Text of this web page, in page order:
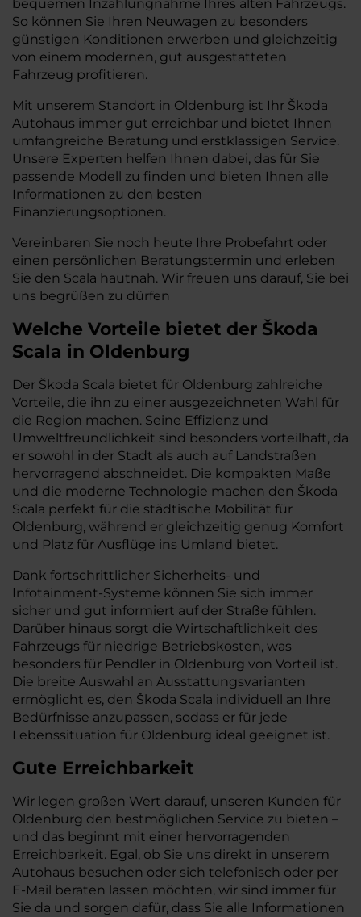
bequemen Inzahlungnahme Ihres alten Fahrzeugs.
So können Sie Ihren Neuwagen zu besonders
günstigen Konditionen erwerben und gleichzeitig
von einem modernen, gut ausgestatteten
Fahrzeug profitieren.
Mit unserem Standort in Oldenburg ist Ihr Škoda
Autohaus immer gut erreichbar und bietet Ihnen
umfangreiche Beratung und erstklassigen Service.
Unsere Experten helfen Ihnen dabei, das für Sie
passende Modell zu finden und bieten Ihnen alle
Informationen zu den besten
Finanzierungsoptionen.
Vereinbaren Sie noch heute Ihre Probefahrt oder
einen persönlichen Beratungstermin und erleben
Sie den Scala hautnah. Wir freuen uns darauf, Sie bei
uns begrüßen zu dürfen
Welche Vorteile bietet der Škoda
Scala in Oldenburg
Der Škoda Scala bietet für Oldenburg zahlreiche
Vorteile, die ihn zu einer ausgezeichneten Wahl für
die Region machen. Seine Effizienz und
Umweltfreundlichkeit sind besonders vorteilhaft, da
er sowohl in der Stadt als auch auf Landstraßen
hervorragend abschneidet. Die kompakten Maße
und die moderne Technologie machen den Škoda
Scala perfekt für die städtische Mobilität für
Oldenburg, während er gleichzeitig genug Komfort
und Platz für Ausflüge ins Umland bietet.
Dank fortschrittlicher Sicherheits- und
Infotainment-Systeme können Sie sich immer
sicher und gut informiert auf der Straße fühlen.
Darüber hinaus sorgt die Wirtschaftlichkeit des
Fahrzeugs für niedrige Betriebskosten, was
besonders für Pendler in Oldenburg von Vorteil ist.
Die breite Auswahl an Ausstattungsvarianten
ermöglicht es, den Škoda Scala individuell an Ihre
Bedürfnisse anzupassen, sodass er für jede
Lebenssituation für Oldenburg ideal geeignet ist.
Gute Erreichbarkeit
Wir legen großen Wert darauf, unseren Kunden für
Oldenburg den bestmöglichen Service zu bieten –
und das beginnt mit einer hervorragenden
Erreichbarkeit. Egal, ob Sie uns direkt in unserem
Autohaus besuchen oder sich telefonisch oder per
E-Mail beraten lassen möchten, wir sind immer für
Sie da und sorgen dafür, dass Sie alle Informationen